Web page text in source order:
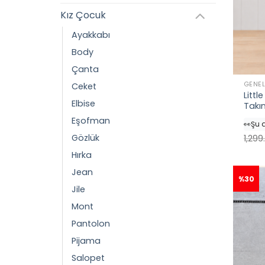
Kız Çocuk
Ayakkabı
Body
Çanta
Ceket
Elbise
Eşofman
Gözlük
Hırka
Jean
Jile
Mont
Pantolon
Pijama
Salopet
GENEL
Little
👀Şu
⭐️Bu
🛒18
%30